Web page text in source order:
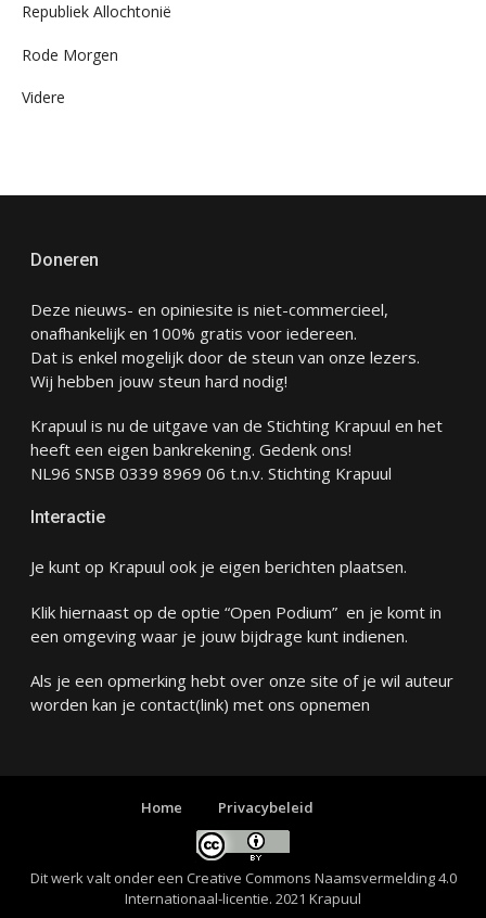
Republiek Allochtonië
Rode Morgen
Videre
Doneren
Deze nieuws- en opiniesite is niet-commercieel,
onafhankelijk en 100% gratis voor iedereen.
Dat is enkel mogelijk door de steun van onze lezers.
Wij hebben jouw steun hard nodig!
Krapuul is nu de uitgave van de Stichting Krapuul en het
heeft een eigen bankrekening. Gedenk ons!
NL96 SNSB 0339 8969 06 t.n.v. Stichting Krapuul
Interactie
Je kunt op Krapuul ook je eigen berichten plaatsen.
Klik hiernaast op de optie “Open Podium” en je komt in
een omgeving waar je jouw bijdrage kunt indienen.
Als je een opmerking hebt over onze site of je wil auteur
worden kan je contact(link) met ons opnemen
Home Privacybeleid
Dit werk valt onder een Creative Commons Naamsvermelding 4.0
Internationaal-licentie. 2021 Krapuul